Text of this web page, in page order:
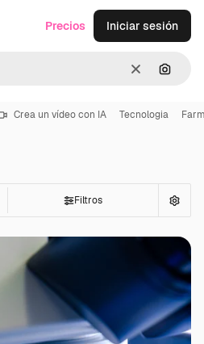
Borrar
Precios Iniciar sesión
Crea un vídeo con IA Tecnologia
Filtros